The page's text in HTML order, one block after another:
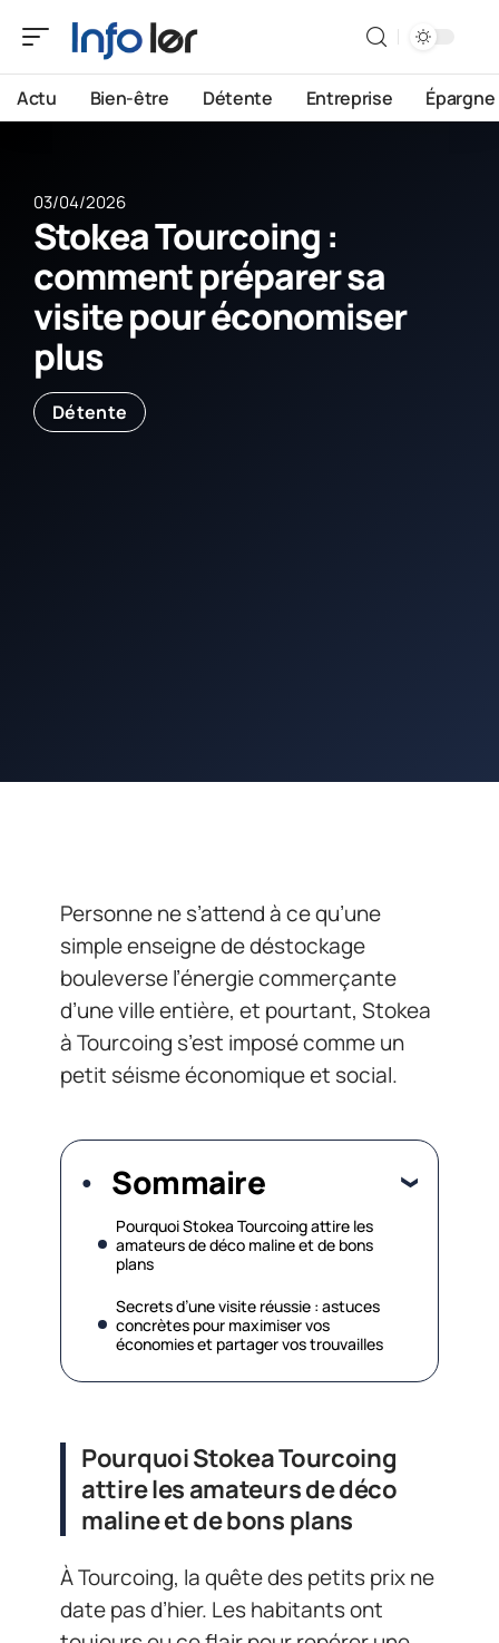
Actu Bien-être Détente Entreprise Épargne
03/04/2026
Stokea Tourcoing :
comment préparer sa
visite pour économiser
plus
Détente
Personne ne s’attend à ce qu’une
simple enseigne de déstockage
bouleverse l’énergie commerçante
d’une ville entière, et pourtant, Stokea
à Tourcoing s’est imposé comme un
petit séisme économique et social.
Sommaire
Pourquoi Stokea Tourcoing attire les
amateurs de déco maline et de bons
plans
Secrets d’une visite réussie : astuces
concrètes pour maximiser vos
économies et partager vos trouvailles
Pourquoi Stokea Tourcoing
attire les amateurs de déco
maline et de bons plans
À Tourcoing, la quête des petits prix ne
date pas d’hier. Les habitants ont